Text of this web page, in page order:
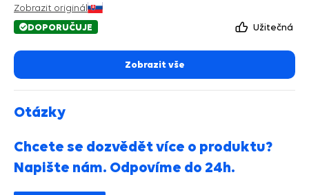
Zobrazit originál
DOPORUČUJE
Užitečná
Zobrazit vše
Otázky
Chcete se dozvědět více o produktu?
Napište nám. Odpovíme do 24h.